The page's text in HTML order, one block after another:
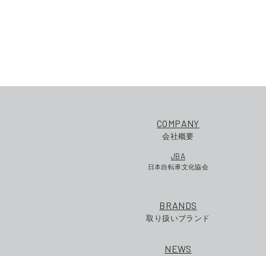
COMPANY
会社概要
JBA
日本自転車文化協会
BRANDS
取り扱いブランド
NEWS